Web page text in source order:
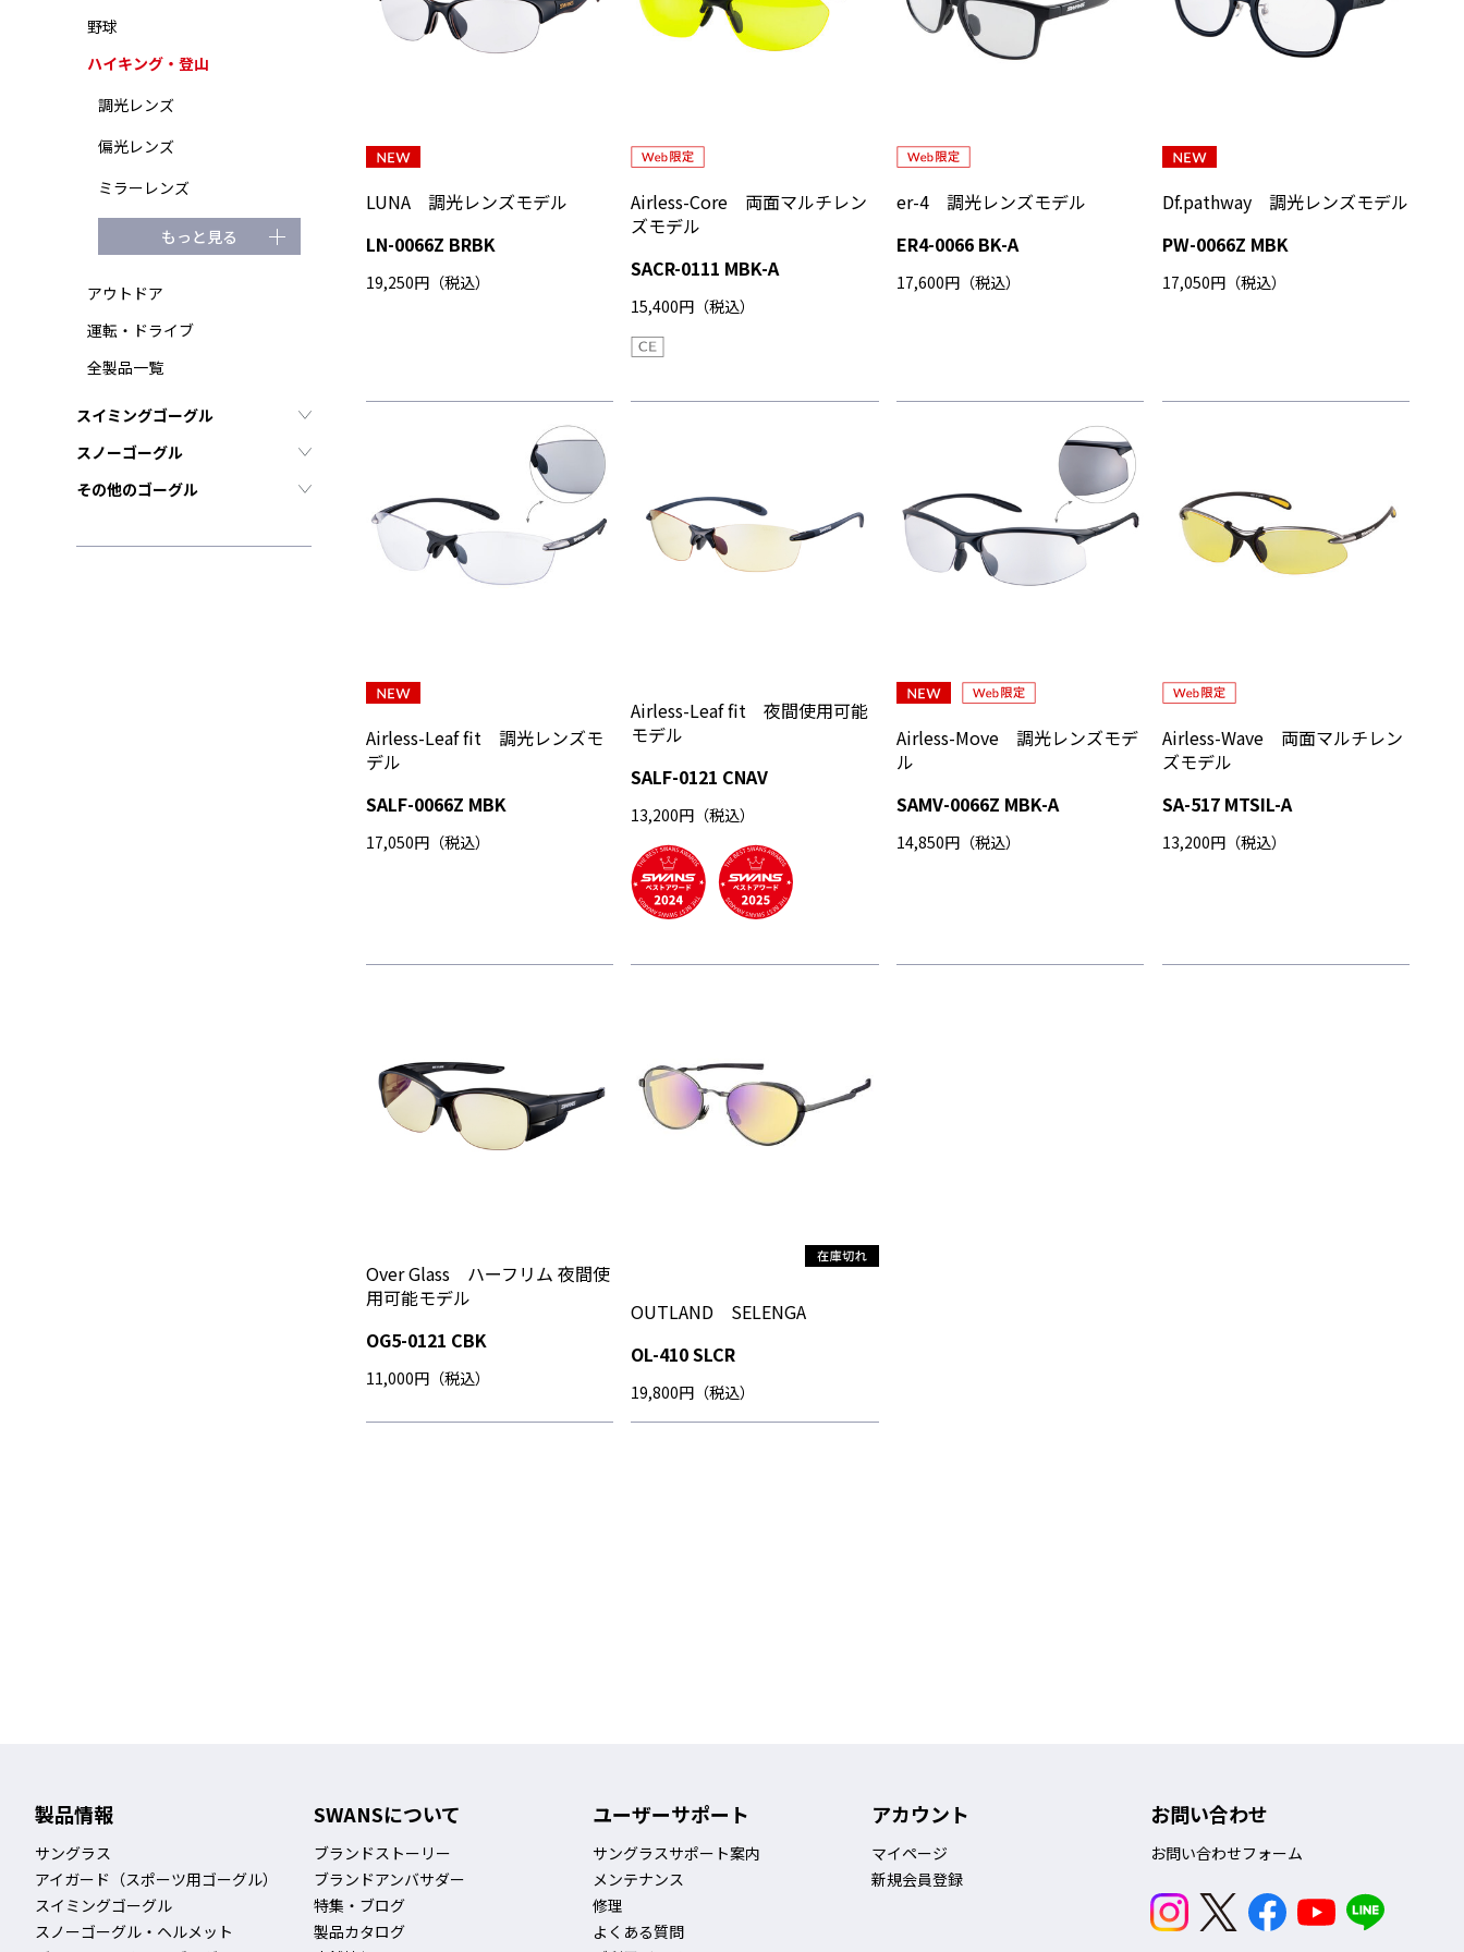
野球
ハイキング・登山
調光レンズ
偏光レンズ
ミラーレンズ
もっと見る
アウトドア
運転・ドライブ
全製品一覧
スイミングゴーグル
スノーゴーグル
その他のゴーグル
LUNA 調光レンズモデル
LN-0066Z BRBK
19,250円（税込）
Airless-Core 両面マルチレン
ズモデル
SACR-0111 MBK-A
15,400円（税込）
er-4 調光レンズモデル
ER4-0066 BK-A
17,600円（税込）
Df.pathway 調光レンズモデル
PW-0066Z MBK
17,050円（税込）
Airless-Leaf fit 調光レンズモ
デル
SALF-0066Z MBK
17,050円（税込）
Airless-Leaf fit 夜間使用可能
モデル
SALF-0121 CNAV
13,200円（税込）
Airless-Move 調光レンズモデ
ル
SAMV-0066Z MBK-A
14,850円（税込）
Airless-Wave 両面マルチレン
ズモデル
SA-517 MTSIL-A
13,200円（税込）
Over Glass ハーフリム 夜間使
用可能モデル
OG5-0121 CBK
11,000円（税込）
OUTLAND SELENGA
OL-410 SLCR
19,800円（税込）
製品情報
サングラス
アイガード（スポーツ用ゴーグル）
スイミングゴーグル
スノーゴーグル・ヘルメット
SWANSについて
ブランドストーリー
ブランドアンバサダー
特集・ブログ
製品カタログ
ユーザーサポート
サングラスサポート案内
メンテナンス
修理
よくある質問
アカウント
マイページ
新規会員登録
お問い合わせ
お問い合わせフォーム